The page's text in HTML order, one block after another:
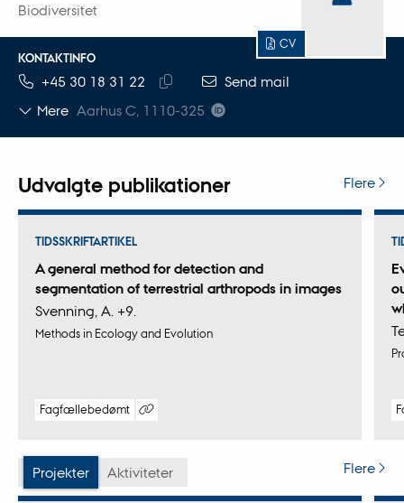
Biodiversitet
CV
KONTAKTINFO
TELEFONNUMMER
+45 30 18 31 22
Kopier
MAILADRESSE
Send mail
Mere Aarhus C, 1110-325
Udvalgte publikationer Flere
A general method for detection and
segmentation of terrestrial arthropods in images
Svenning, A. +9.
TIDSSKRIFTARTIKEL
Methods in Ecology and Evolution
Fagfællebedømt
Projekter Aktiviteter Flere